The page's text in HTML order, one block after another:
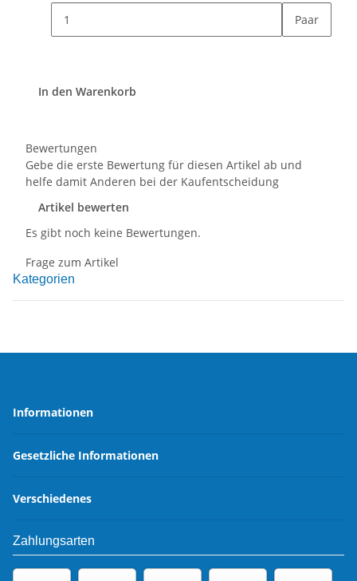
Paar
In den Warenkorb
Bewertungen
Gebe die erste Bewertung für diesen Artikel ab und
helfe damit Anderen bei der Kaufentscheidung
Artikel bewerten
Es gibt noch keine Bewertungen.
Frage zum Artikel
Kategorien
Informationen
Gesetzliche Informationen
Verschiedenes
Zahlungsarten